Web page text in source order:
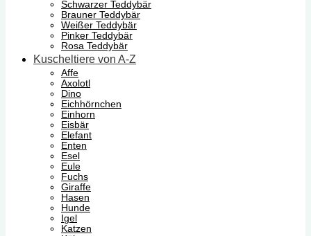
Schwarzer Teddybär
Brauner Teddybär
Weißer Teddybär
Pinker Teddybär
Rosa Teddybär
Kuscheltiere von A-Z
Affe
Axolotl
Dino
Eichhörnchen
Einhorn
Eisbär
Elefant
Enten
Esel
Eule
Fuchs
Giraffe
Hasen
Hunde
Igel
Katzen